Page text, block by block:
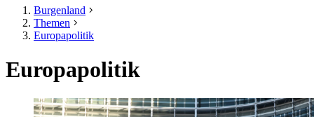
Burgenland
Themen
Europapolitik
Europapolitik